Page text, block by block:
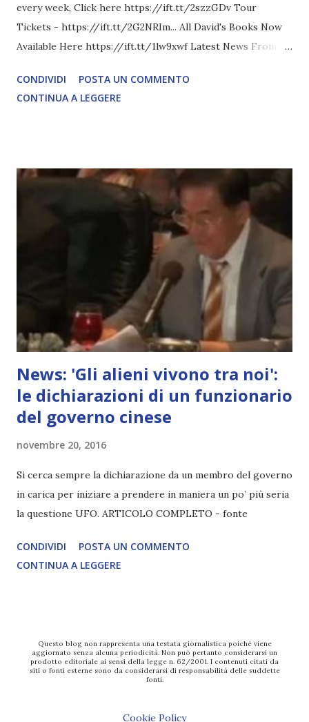
every week, Click here https://ift.tt/2szzGDv Tour
Tickets - https://ift.tt/2G2NRIm... All David's Books Now
Available Here https://ift.tt/1lw9xwf Latest News From
COMPLETO - fonte
CONDIVIDI
POSTA UN COMMENTO
CONTINUA A LEGGERE
News: 'Gli alieni vivono tra noi':
le dichiarazioni di un funzionario
del governo cinese
novembre 20, 2016
Si cerca sempre la dichiarazione da un membro del governo
in carica per iniziare a prendere in maniera un po’ più seria
la questione UFO. ARTICOLO COMPLETO - fonte
CONDIVIDI
POSTA UN COMMENTO
CONTINUA A LEGGERE
Questo blog non rappresenta una testata giornalistica poiché viene
aggiornato senza alcuna periodicità. Non può pertanto considerarsi un
prodotto editoriale ai sensi della legge n. 62/2001. I contenuti citati da
siti o fonti esterne sono da considerarsi di responsabilità delle suddette
fonti.
Cookie Policy